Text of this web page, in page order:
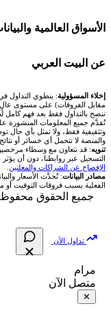
اكس تي بي XTB
انتراكتيف بروكرز IBKR
شركات تداول
شركات تداول في
شركات تداول في
شركات تداول
🇦🇪 أسواق الإمارات
🇪🇬 البورصة المصرية
🇶🇦 بورصة قطر
🇯🇴 بورصة عمّان
🇧🇭 بورصة البحرين
فلتر الأسهم
💱 محول العملات
🧮 حاسبة حجم
📊 حاسبة قيمة
💰 حاسبة ربح
📌 حاسبة النقاط
📏 حاسبة حجم
📈 حاسبة عائد
📊 حاسبة الربح
🧱 حائط المجتمع
🏆 لوحة المحلّلين
✍️ اكتب تحليلك
الأسواق العالمية
🌐 المؤشرات
🥇 سعر الذهب
🥇 أسعار الذهب
💱 أسعار
💵 سعر الريال
📅 المؤشرات
عن البيت العربي
من نحن
تواصل معنا
فريق المؤلفين
مقالات تعليمية
سياسة تقييم
الإبلاغ عن شركة
إخلاء المسؤولية: ينطوي التداول في
مقابل الفروقات) على مستوى عالٍ
ننصح بالتداول فقط بعد فهم كامل
تُقدَّم جميع المعلومات المنشورة
وتثقيفية فقط، ولا تمثل بأي حال
والمنصة لا تتحمل أي خسائر أو
تنويه: قد نتعاون مع وسطاء
التسجيل عبر روابطنا، دون أن يؤثر
الإفصاح عن الشراكات والمعلنين
مصادر البيانات: تُحدَّث الأسعار
الفعلية بسبب فروقات التوقيت أو
جميع الحقوق محفوظة © 2026 البيت
تداول الآن
مرام
متصل الآن
✕